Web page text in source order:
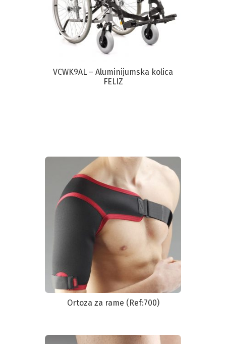
VCWK9AL – Aluminijumska kolica
FELIZ
Ortoza za rame (Ref:700)